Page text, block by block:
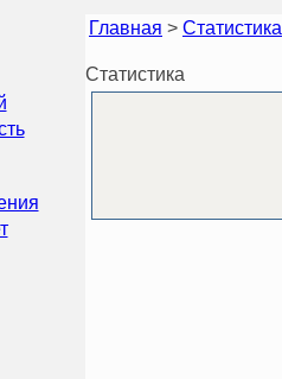
Главная > Статистика
Статистика